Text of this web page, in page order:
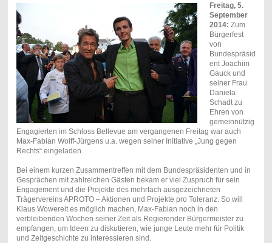
Freitag, 5.
September
2014: Zum
Bürgerfest
von
Bundespräsid
ent Joachim
Gauck und
seiner Frau
Daniela
Schadt zu
Ehren von
gemeinnützig
Engagierten im Schloss Bellevue am vergangenen Freitag war auch
Max-Fabian Wolff-Jürgens u.a. wegen seiner Initiative „Jung gegen
Rechts“ eingeladen.
Bei einem kurzen Zusammentreffen mit dem Bundespräsidenten und in
Gesprächen mit zahlreichen Gästen bekam er viel Zuspruch für sein
Engagement und die Projekte des mehrfach ausgezeichneten
Trägervereins APROTO – Aktionen und Projekte pro Toleranz. So will
Klaus Wowereit es möglich machen, Max-Fabian noch in den
verbleibenden Wochen seiner Zeit als Regierender Bürgermeister zu
empfangen, um Ideen zu diskutieren, wie junge Leute mehr für Politik
und Zeitgeschichte zu interessieren sind.